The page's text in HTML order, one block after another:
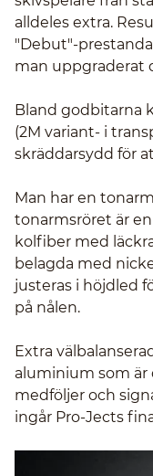
alldeles extra.
"Debut"-
man uppgraderat
Bland godbitarna
(2M variant- i
skräddarsydd för
Man har en
tonarmsröret är
kolfiber med
belagda med
justeras i höjdled
på nålen.
Extra
aluminium som är
medföljer och
ingår Pro-Jects